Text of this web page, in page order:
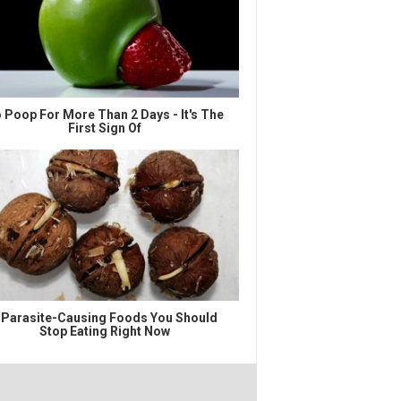
Poop For More Than 2 Days - It's The
First Sign Of
Causing Foods You Should
Stop Eating Right Now